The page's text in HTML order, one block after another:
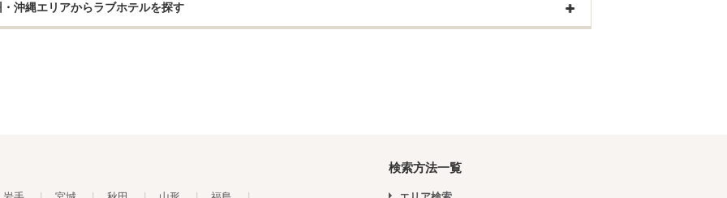
・沖縄エリアからラブホテルを探す
検索方法一覧